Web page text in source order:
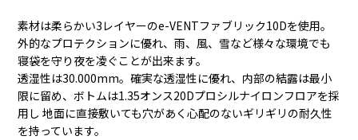
素材は柔らかい3レイヤーのe-VENTファブリック10Dを使用。
外的なプロテクションに優れ、雨、風、雪など様々な環境でも
寝袋を守り夜を凌ぐことが出来ます。
透湿性は30.000mm。確実な透湿性に優れ、内部の結露は最小
限に留め、ボトムは1.35オンス20Dプロシルナイロンフロアを採
用し 地面に直接敷いても穴があく心配のないギリギリの耐久性
を持っています。